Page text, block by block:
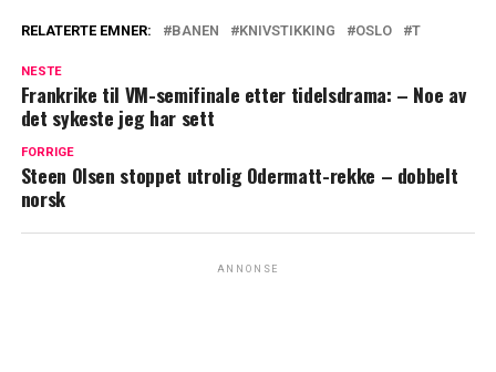
RELATERTE EMNER: BANEN KNIVSTIKKING OSLO T
NESTE
Frankrike til VM-semifinale etter tidelsdrama: – Noe av
det sykeste jeg har sett
FORRIGE
Steen Olsen stoppet utrolig Odermatt-rekke – dobbelt
norsk
ANNONSE